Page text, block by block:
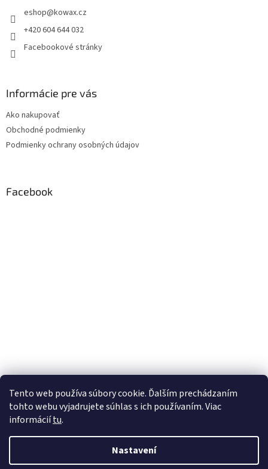
Tento web používa súbory cookie. Ďalším prechádzaním
tohto webu vyjadrujete súhlas s ich používaním. Viac
informáciítu.
Nastavení
eshop@kowax.cz
+420 604 644 032
Facebookové stránky
Informácie pre vás
Ako nakupovať
Obchodné podmienky
Podmienky ochrany osobných údajov
Facebook
Vytvořil Shoptet